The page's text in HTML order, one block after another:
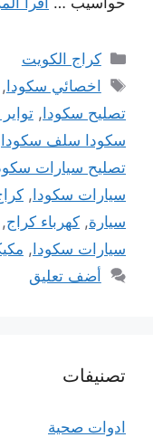
التصنيفات
كراج الكويت
الوسوم
اخصائي سكودا,
تصليح سكودا,
سكودا سلف سكودا
تصليح سيارات
سيارات سكودا,
سيارة, كهرباء كراج,
سيارات سكودا,
أضف تعليق
تصنيفات
ادوات صحية